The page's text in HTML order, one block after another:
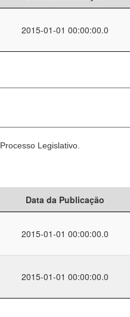
2015-01-01 00:00:00.0
Legislativo.
Data da Publicação
2015-01-01 00:00:00.0
2015-01-01 00:00:00.0